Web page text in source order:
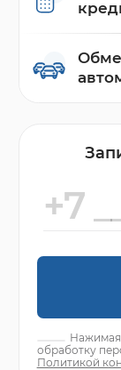
Нажимая
обработку
Политикой